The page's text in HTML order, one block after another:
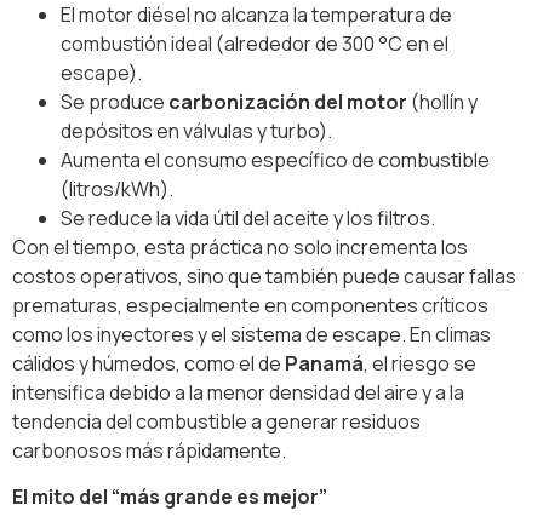
El motor diésel no alcanza la temperatura de
combustión ideal (alrededor de 300 °C en el
escape).
Se produce carbonización del motor (hollín y
depósitos en válvulas y turbo).
Aumenta el consumo específico de combustible
(litros/kWh).
Se reduce la vida útil del aceite y los filtros.
Con el tiempo, esta práctica no solo incrementa los
costos operativos, sino que también puede causar fallas
prematuras, especialmente en componentes críticos
como los inyectores y el sistema de escape. En climas
cálidos y húmedos, como el de Panamá, el riesgo se
intensifica debido a la menor densidad del aire y a la
tendencia del combustible a generar residuos
carbonosos más rápidamente.
El mito del “más grande es mejor”